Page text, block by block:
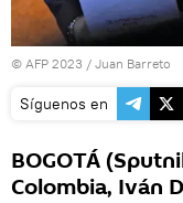
© AFP 2023 / Juan Barreto
Síguenos en
BOGOTÁ
Colombia, Iván